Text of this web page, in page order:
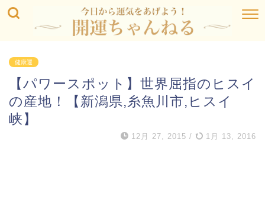
健康運
【パワースポット】世界屈指のヒスイ
の産地！【新潟県,糸魚川市,ヒスイ
峡】
12月 27, 2015 / 1月 13, 2016